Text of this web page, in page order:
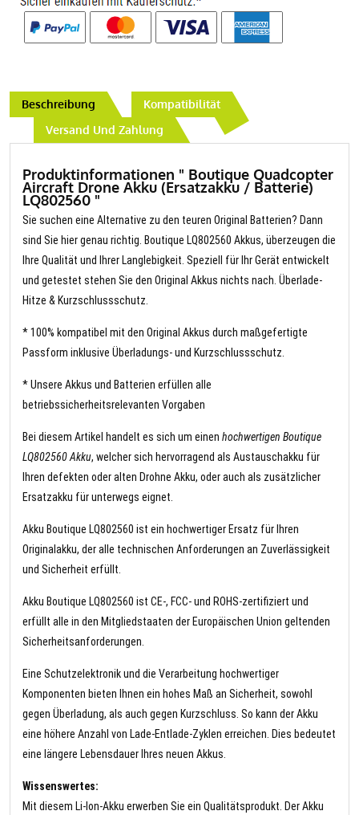
Beschreibung
Kompatibilität
Versand Und Zahlung
Produktinformationen " Boutique Quadcopter
Aircraft Drone Akku (Ersatzakku / Batterie)
LQ802560 "
Sie suchen eine Alternative zu den teuren Original Batterien? Dann
sind Sie hier genau richtig. Boutique LQ802560 Akkus, überzeugen die
Ihre Qualität und Ihrer Langlebigkeit. Speziell für Ihr Gerät entwickelt
und getestet stehen Sie den Original Akkus nichts nach. Überlade-
Hitze & Kurzschlussschutz.
* 100% kompatibel mit den Original Akkus durch maßgefertigte
Passform inklusive Überladungs- und Kurzschlussschutz.
* Unsere Akkus und Batterien erfüllen alle
betriebssicherheitsrelevanten Vorgaben
Bei diesem Artikel handelt es sich um einen hochwertigen Boutique
LQ802560 Akku, welcher sich hervorragend als Austauschakku für
Ihren defekten oder alten Drohne Akku, oder auch als zusätzlicher
Ersatzakku für unterwegs eignet.
Akku Boutique LQ802560 ist ein hochwertiger Ersatz für Ihren
Originalakku, der alle technischen Anforderungen an Zuverlässigkeit
und Sicherheit erfüllt.
Akku Boutique LQ802560 ist CE-, FCC- und ROHS-zertifiziert und
erfüllt alle in den Mitgliedstaaten der Europäischen Union geltenden
Sicherheitsanforderungen.
Eine Schutzelektronik und die Verarbeitung hochwertiger
Komponenten bieten Ihnen ein hohes Maß an Sicherheit, sowohl
gegen Überladung, als auch gegen Kurzschluss. So kann der Akku
eine höhere Anzahl von Lade-Entlade-Zyklen erreichen. Dies bedeutet
eine längere Lebensdauer Ihres neuen Akkus.
Wissenswertes:
Mit diesem Li-Ion-Akku erwerben Sie ein Qualitätsprodukt. Der Akku